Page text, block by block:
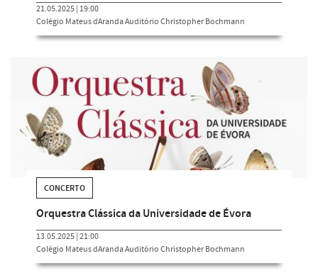
21.05.2025 | 19:00
Colégio Mateus dAranda Auditório Christopher Bochmann
CONCERTO
Orquestra Clássica da Universidade de Évora
13.05.2025 | 21:00
Colégio Mateus dAranda Auditório Christopher Bochmann